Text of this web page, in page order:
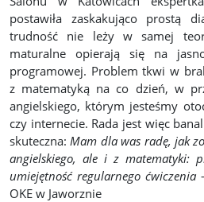
postawiła zaskakująco prostą
trudność nie leży w samej
maturalne opierają się na
programowej. Problem tkwi w
z matematyką na co dzień, w
angielskiego, którym jesteśmy
czy internecie. Rada jest więc
skuteczna: Mam dla was radę, jak
angielskiego, ale i z matematyki:
umiejętność regularnego ćwiczenia
OKE w Jaworznie